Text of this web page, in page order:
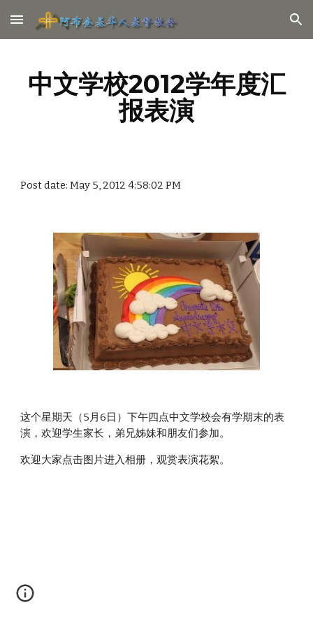
Skip to main content Skip to navigation
中文学校2012学年度汇
报表演
Post date: May 5, 2012 4:58:02 PM
这个星期天（5月6日）下午四点中文学校会有学期末的表
演，欢迎学生家长，弟兄姊妹和朋友们参加。
欢迎大家点击图片进入相册，观赏表演花絮。